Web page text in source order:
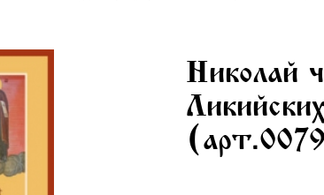
Николай